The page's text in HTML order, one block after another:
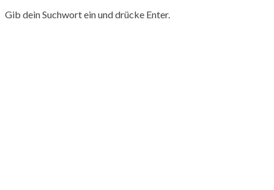
Gib dein Suchwort ein und drücke Enter.